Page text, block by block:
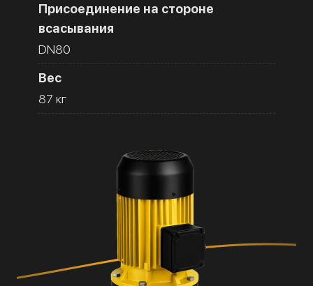
Присоединение на стороне
всасывания
DN80
Вес
87 кг